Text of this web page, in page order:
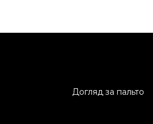
Догляд за пальто